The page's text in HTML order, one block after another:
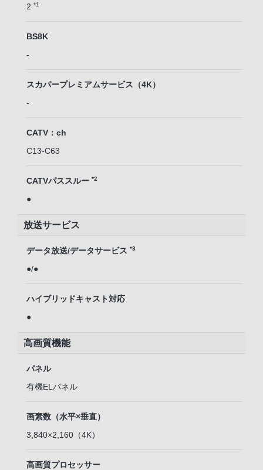
2 *1
BS8K
-
スカパープレミアムサービス（4K）
-
CATV：ch
C13-C63
CATVパススルー *2
●
放送サービス
データ放送/データサービス *3
●/●
ハイブリッドキャスト対応
●
高画質機能
パネル
有機ELパネル
画素数（水平×垂直）
3,840×2,160（4K）
高画質プロセッサー